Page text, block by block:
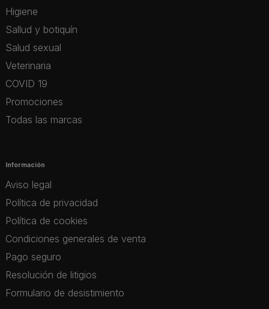
Higiene
Sallud y botiquín
Salud sexual
Veterinaria
COVID 19
Promociones
Todas las marcas
Información
Aviso legal
Política de privacidad
Política de cookies
Condiciones generales de venta
Pago seguro
Resolución de litigios
Formulario de desistimiento